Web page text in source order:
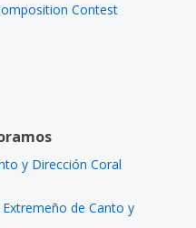
Contest
y Dirección Coral
de Canto y